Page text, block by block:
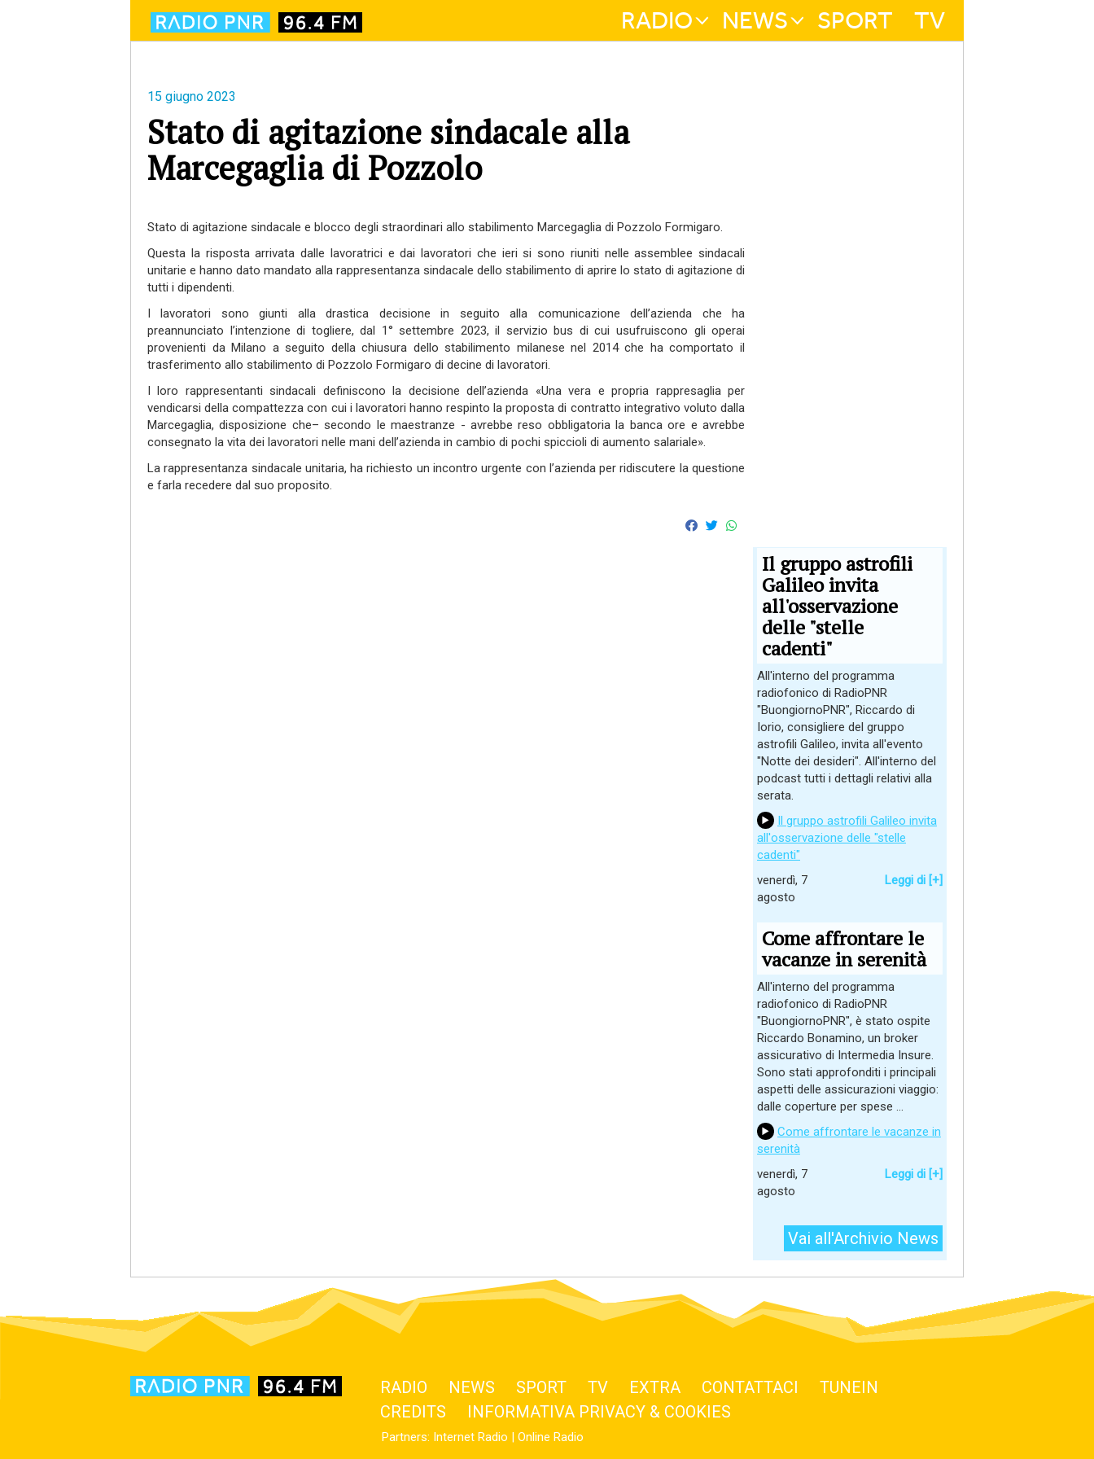
RADIO NEWS SPORT TV
15 giugno 2023
Stato di agitazione sindacale alla
Marcegaglia di Pozzolo
Stato di agitazione sindacale e blocco degli straordinari allo stabilimento Marcegaglia di Pozzolo Formigaro.
Questa la risposta arrivata dalle lavoratrici e dai lavoratori che ieri si sono riuniti nelle assemblee sindacali
unitarie e hanno dato mandato alla rappresentanza sindacale dello stabilimento di aprire lo stato di agitazione di
tutti i dipendenti.
I lavoratori sono giunti alla drastica decisione in seguito alla comunicazione dell’azienda che ha
preannunciato l’intenzione di togliere,dal 1° settembre 2023, il servizio bus di cui usufruiscono gli operai
provenienti da Milano a seguito della chiusura dello stabilimento milanese nel 2014che ha comportato il
trasferimento allo stabilimento di Pozzolo Formigaro di decine di lavoratori.
Iloro rappresentanti sindacali definiscono la decisione dell’azienda «Una vera e propria rappresaglia per
vendicarsi della compattezza con cui i lavoratori hanno respinto la proposta di contratto integrativo voluto dalla
Marcegaglia, disposizione che– secondo le maestranze -avrebbe reso obbligatoria la banca ore e avrebbe
consegnato la vita dei lavoratori nelle mani dell’azienda in cambio di pochi spiccioli di aumento salariale».
Larappresentanza sindacale unitaria, harichiesto un incontro urgente con l’azienda per ridiscutere la questione
e farla recedere dal suo proposito.
Il gruppo astrofili
Galileo invita
all'osservazione
delle "stelle
cadenti"
All'interno del programma
radiofonico di RadioPNR
"BuongiornoPNR", Riccardo di
Iorio, consigliere del gruppo
astrofili Galileo, invita all'evento
"Notte dei desideri". All'interno del
podcast tutti i dettagli relativi alla
serata.
Il gruppo astrofili Galileo invita
all'osservazione delle "stelle
cadenti"
venerdì, 7
agosto
Leggi di [+]
Come affrontare le
vacanze in serenità
All'interno del programma
radiofonico di RadioPNR
"BuongiornoPNR", è stato ospite
Riccardo Bonamino, un broker
assicurativo di Intermedia Insure.
Sono stati approfonditi i principali
aspetti delle assicurazioni viaggio:
dalle coperture per spese ...
Come affrontare le vacanze in
serenità
venerdì, 7
agosto
Leggi di [+]
Vai all'Archivio News
RADIO NEWS SPORT TV EXTRA CONTATTACI
TUNEIN
CREDITS
INFORMATIVA PRIVACY & COOKIES
Partners: Internet Radio | Online Radio